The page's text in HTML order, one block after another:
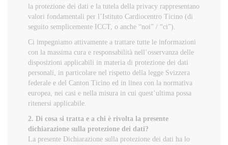
la protezione dei dati e la tutela della privacy rappresentano
valori fondamentali per l’Istituto Cardiocentro Ticino (di
seguito semplicemente ICCT, o anche “noi” / “ci”).
Ci impegniamo attivamente a trattare tutte le informazioni
con la massima cura e responsabilità nell’osservanza delle
disposizioni applicabili in materia di protezione dei dati
personali, in particolare nel rispetto della legge Svizzera
federale e del Canton Ticino ed in linea con la normativa
europea, nei casi e nella misura in cui quest’ultima possa
ritenersi applicabile.
2. Di cosa si tratta e a chi è rivolta la presente
dichiarazione sulla protezione dei dati?
La presente Dichiarazione sulla protezione dei dati ha lo